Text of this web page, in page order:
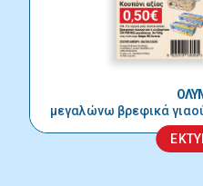
μεγαλώνω βρεφικά